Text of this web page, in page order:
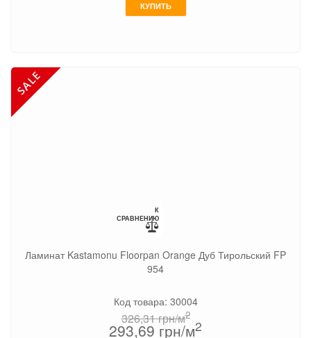
КУПИТЬ
К
СРАВНЕНИЮ
Ламинат Kastamonu Floorpan Orange Дуб Тирольский FP
954
Код товара: 30004
326,31грн/м2
293,69 грн/м2